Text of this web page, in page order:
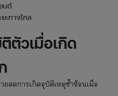
นต์
ะทางไกล
ตัวเมื่อเกิด
การเกิดอุบัติเหตุซ้ำซ้อนเมื่อ